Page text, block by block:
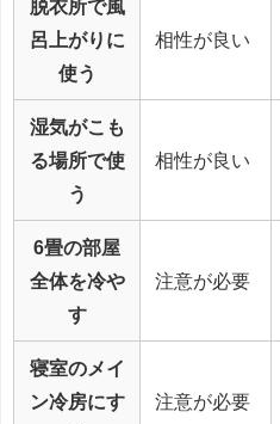
脱衣所で風
呂上がりに
使う
相性が良い
湿気がこも
る場所で使
う
相性が良い
6畳の部屋
全体を冷や
す
注意が必要
寝室のメイ
ン冷房にす
注意が必要